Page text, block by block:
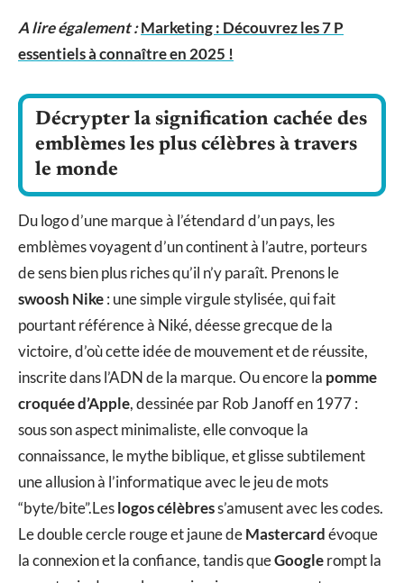
A lire également :Marketing : Découvrez les 7 P
essentiels à connaître en 2025 !
Décrypter la signification cachée des
emblèmes les plus célèbres à travers
le monde
Du logo d’une marque à l’étendard d’un pays, les
emblèmes voyagent d’un continent à l’autre, porteurs
de sens bien plus riches qu’il n’y paraît. Prenons le
swoosh Nike: une simple virgule stylisée, qui fait
pourtant référence à Niké, déesse grecque de la
victoire, d’où cette idée de mouvement et de réussite,
inscrite dans l’ADN de la marque. Ou encore la pomme
croquée d’Apple, dessinée par Rob Janoff en 1977 :
sous son aspect minimaliste, elle convoque la
connaissance, le mythe biblique, et glisse subtilement
une allusion à l’informatique avec le jeu de mots
“byte/bite”.Leslogos célèbress’amusent avec les codes.
Le double cercle rouge et jaune deMastercardévoque
la connexion et la confiance, tandis queGooglerompt la